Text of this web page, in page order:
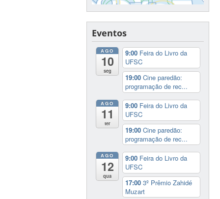
Eventos
AGO
10
seg
9:00 Feira do Livro da
UFSC
19:00Cine paredão:
programação de rec...
AGO
11
ter
9:00 Feira do Livro da
UFSC
19:00Cine paredão:
programação de rec...
AGO
12
qua
9:00 Feira do Livro da
UFSC
17:003º Prêmio Zahidé
Muzart